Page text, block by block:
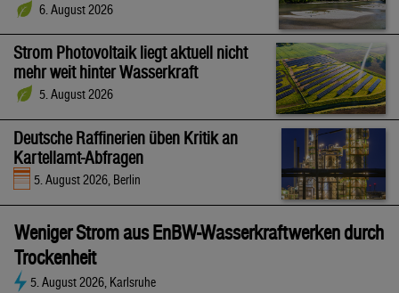
6. August 2026
Strom Photovoltaik liegt aktuell nicht
mehr weit hinter Wasserkraft
5. August 2026
Deutsche Raffinerien üben Kritik an
Kartellamt-Abfragen
5. August 2026, Berlin
Weniger Strom aus EnBW-Wasserkraftwerken durch
Trockenheit
5. August 2026, Karlsruhe